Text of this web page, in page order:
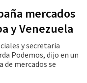
mercados
y Venezuela
y secretaria
Podemos, dijo en un
de mercados se